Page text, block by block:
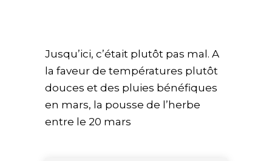
Jusqu’ici, c’était plutôt pas mal. A
la faveur de températures plutôt
douces et des pluies bénéfiques
en mars, la pousse de l’herbe
entre le 20 mars